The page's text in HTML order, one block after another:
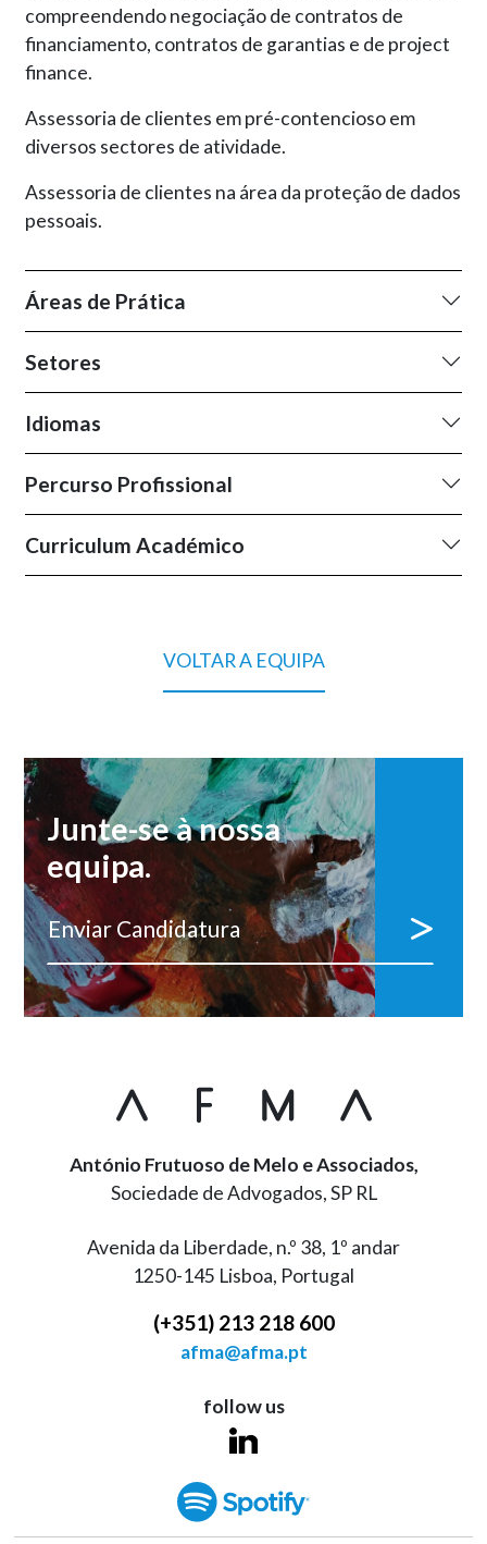
compreendendo negociação de contratos de
financiamento, contratos de garantias e de project
finance.
Assessoria de clientes em pré-contencioso em
diversos sectores de atividade.
Assessoria de clientes na área da proteção de dados
pessoais.
Áreas de Prática
Setores
Idiomas
Percurso Profissional
Curriculum Académico
VOLTAR A EQUIPA
Junte-se à nossa
equipa.
Enviar Candidatura
António Frutuoso de Melo e Associados,
Sociedade de Advogados, SP RL
Avenida da Liberdade, n.º 38, 1º andar
1250-145 Lisboa, Portugal
(+351) 213 218 600
afma@afma.pt
follow us